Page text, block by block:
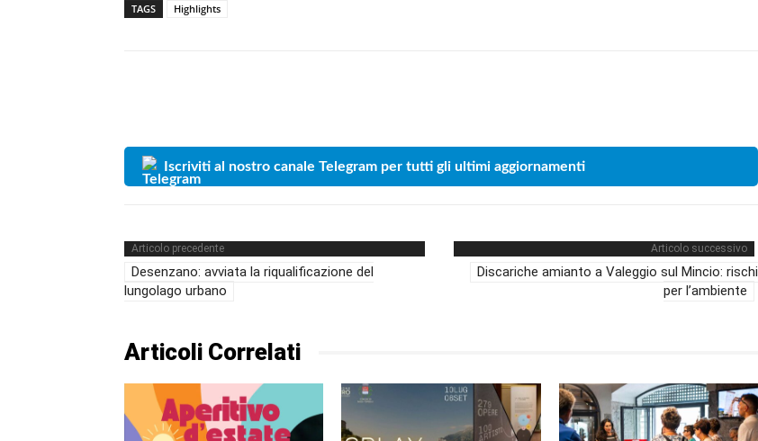
TAGS Highlights
Iscriviti al nostro canale Telegram per tutti gli ultimi aggiornamenti
Articolo precedente
Desenzano: avviata la riqualificazione del
lungolago urbano
Articolo successivo
Discariche amianto a Valeggio sul Mincio: rischi
per l’ambiente
Articoli Correlati